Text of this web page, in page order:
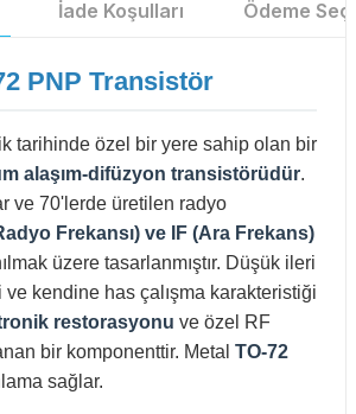
İade Koşulları Ödeme
PNP Transistör
tarihinde özel bir yere sahip olan bir
alaşım-difüzyon transistörüdür.
ve 70'lerde üretilen radyo
Frekansı) ve IF (Ara Frekans)
üzere tasarlanmıştır. Düşük ileri
kendine has çalışma karakteristiği
restorasyonu ve özel RF
bir komponenttir. Metal TO-72
sağlar.